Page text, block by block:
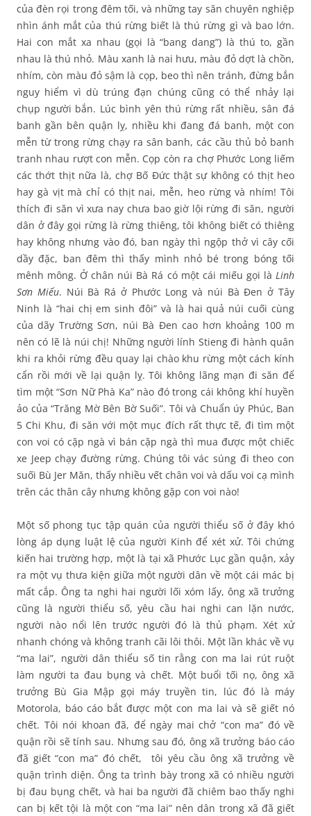
của đèn rọi trong đêm tối, và những tay săn chuyên nghiệp
nhìn ánh mắt của thú rừng biết là thú rừng gì và bao lớn.
Hai con mắt xa nhau (gọi là “bang dang”) là thú to, gần
nhau là thú nhỏ. Màu xanh là nai hưu, màu đỏ dợt là chồn,
nhím, còn màu đỏ sậm là cọp, beo thì nên tránh, đừng bắn
nguy hiểm vì dù trúng đạn chúng cũng có thể nhảy lại
chụp người bắn. Lúc bình yên thú rừng rất nhiều, sân đá
banh gần bên quận lỵ, nhiều khi đang đá banh, một con
mễn từ trong rừng chạy ra sân banh, các cầu thủ bỏ banh
tranh nhau rượt con mễn. Cọp còn ra chợ Phước Long liếm
các thớt thịt nữa là, chợ Bố Đức thật sự không có thịt heo
hay gà vịt mà chỉ có thịt nai, mễn, heo rừng và nhím! Tôi
thích đi săn vì xưa nay chưa bao giờ lội rừng đi săn, người
dân ở đây gọi rừng là rừng thiêng, tôi không biết có thiêng
hay không nhưng vào đó, ban ngày thì ngộp thở vì cây cối
dầy đặc, ban đêm thì thấy mình nhỏ bé trong bóng tối
mênh mông. Ở chân núi Bà Rá có một cái miếu gọi là Linh
Sơn Miếu. Núi Bà Rá ở Phước Long và núi Bà Đen ở Tây
Ninh là “hai chị em sinh đôi” và là hai quả núi cuối cùng
của dãy Trường Sơn, núi Bà Đen cao hơn khoảng 100 m
nên có lẽ là núi chị! Những người lính Stieng đi hành quân
khi ra khỏi rừng đều quay lại chào khu rừng một cách kính
cẩn rồi mới về lại quận lỵ. Tôi không lãng mạn đi săn để
tìm một “Sơn Nữ Phà Ka” nào đó trong cái không khí huyền
ảo của “Trăng Mờ Bên Bờ Suối”. Tôi và Chuẩn úy Phúc, Ban
5 Chi Khu, đi săn với một mục đích rất thực tế, đi tìm một
con voi có cặp ngà vì bán cặp ngà thì mua được một chiếc
xe Jeep chạy đường rừng. Chúng tôi vác súng đi theo con
suối Bù Jer Măn, thấy nhiều vết chân voi và dấu voi cạ mình
trên các thân cây nhưng không gặp con voi nào!
Một số phong tục tập quán của người thiểu số ở đây khó
lòng áp dụng luật lệ của người Kinh để xét xử. Tôi chứng
kiến hai trường hợp, một là tại xã Phước Lục gần quận, xảy
ra một vụ thưa kiện giữa một người dân về một cái mác bị
mất cắp. Ông ta nghi hai người lối xóm lấy, ông xã trưởng
cũng là người thiểu số, yêu cầu hai nghi can lặn nước,
người nào nổi lên trước người đó là thủ phạm. Xét xử
nhanh chóng và không tranh cãi lôi thôi. Một lần khác về vụ
“ma lai”, người dân thiểu số tin rằng con ma lai rút ruột
làm người ta đau bụng và chết. Một buổi tối nọ, ông xã
trưởng Bù Gia Mập gọi máy truyền tin, lúc đó là máy
Motorola, báo cáo bắt được một con ma lai và sẽ giết nó
chết. Tôi nói khoan đã, để ngày mai chở “con ma” đó về
quận rồi sẽ tính sau. Nhưng sau đó, ông xã trưởng báo cáo
đã giết “con ma” đó chết, tôi yêu cầu ông xã trưởng về
quận trình diện. Ông ta trình bày trong xã có nhiều người
bị đau bụng chết, và hai ba người đã chiêm bao thấy nghi
can bị kết tội là một con “ma lai” nên dân trong xã đã giết